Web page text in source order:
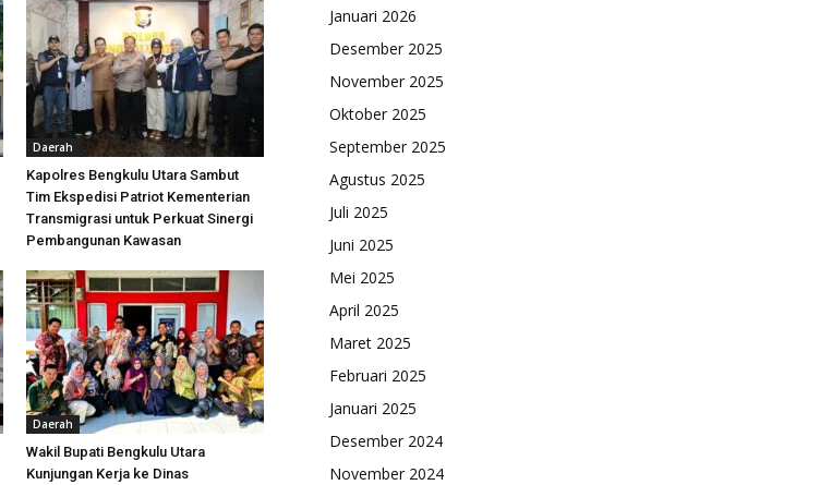
Daerah
Kapolres Bengkulu Utara Sambut
Tim Ekspedisi Patriot Kementerian
Transmigrasi untuk Perkuat Sinergi
Pembangunan Kawasan
Daerah
Wakil Bupati Bengkulu Utara
Kunjungan Kerja ke Dinas
Januari 2026
Desember 2025
November 2025
Oktober 2025
September 2025
Agustus 2025
Juli 2025
Juni 2025
Mei 2025
April 2025
Maret 2025
Februari 2025
Januari 2025
Desember 2024
November 2024